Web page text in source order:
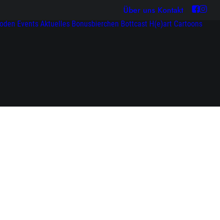
Über uns Kontakt
Events Aktuelles Bonusbierchen Bottcast H(e)art Cartoons